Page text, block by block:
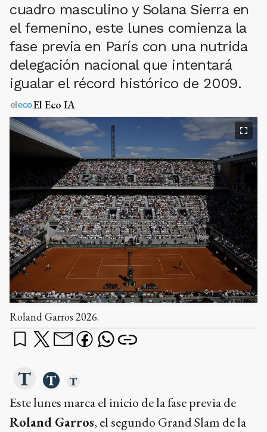
cuadro masculino y Solana Sierra en
el femenino, este lunes comienza la
fase previa en París con una nutrida
delegación nacional que intentará
igualar el récord histórico de 2009.
El Eco IA
Roland Garros 2026.
Este lunes marca el inicio de la fase previa de
Roland Garros, el segundo Grand Slam de la